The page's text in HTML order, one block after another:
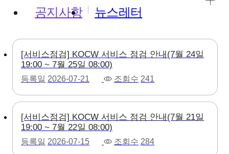
공지사항 뉴스레터
[서비스점검] KOCW 서비스 점검 안내(7월 24일
19:00 ~ 7월 25일 08:00)
등록일 2026-07-21 조회수 241
[서비스점검] KOCW 서비스 점검 안내(7월 21일
19:00 ~ 7월 22일 08:00)
등록일 2026-07-15 조회수 284